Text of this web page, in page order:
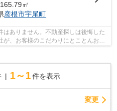
㎡
彦根市宇尾町
はありません。不動産探しは後悔した
、お客様のこだわりにとことんお応
1～1 件を表示
変更